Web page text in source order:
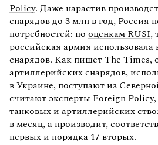
Policy. Даже нарастив
снарядов до 3 млн в год, Россия
потребностей: по оценкам RUSI,
российская армия использовала
снарядов. Как пишетThe Times,
артиллерийских снарядов,
в Украине, поступают из
считают эксперты Foreign Policy,
танковых и артиллерийских
в месяц, а производит,
первых и порядка 17 вторых.